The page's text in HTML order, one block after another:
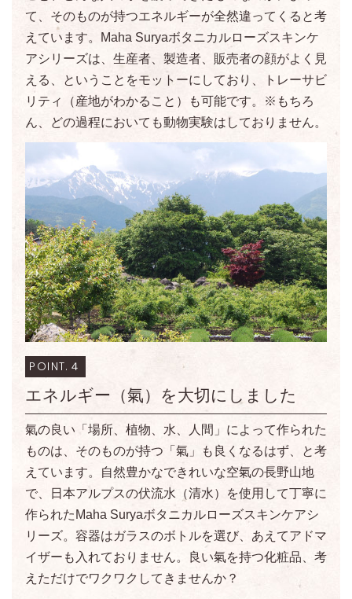
て、そのものが持つエネルギーが全然違ってくると考
えています。Maha Suryaボタニカルローズスキンケ
アシリーズは、生産者、製造者、販売者の顔がよく見
える、ということをモットーにしており、トレーサビ
リティ（産地がわかること）も可能です。※もちろ
ん、どの過程においても動物実験はしておりません。
POINT.４
エネルギー（氣）を大切にしました
氣の良い「場所、植物、水、人間」によって作られた
ものは、そのものが持つ「氣」も良くなるはず、と考
えています。自然豊かなできれいな空氣の長野山地
で、日本アルプスの伏流水（清水）を使用して丁寧に
作られたMaha Suryaボタニカルローズスキンケアシ
リーズ。容器はガラスのボトルを選び、あえてアドマ
イザーも入れておりません。良い氣を持つ化粧品、考
えただけでワクワクしてきませんか？